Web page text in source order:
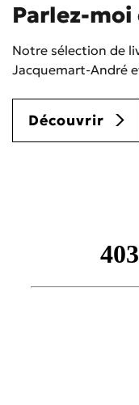
Parlez-moi
Notre sélection de
Jacquemart-André
Découvrir